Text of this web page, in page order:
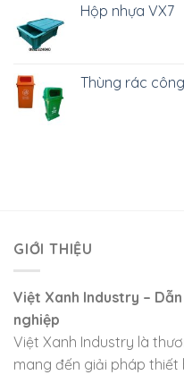
Hộp nhựa VX7
Thùng rác
GIỚI THIỆU
Việt Xanh Industry –
nghiệp
Việt Xanh Industry là
mang đến giải pháp